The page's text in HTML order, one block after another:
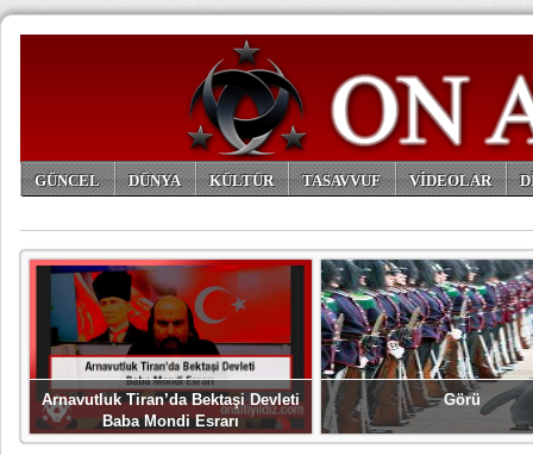
GÜNCEL DÜNYA KÜLTÜR TASAVVUF VİDEOLAR
Arnavutluk Tiran’da Bektaşi Devleti
Baba Mondi Esrarı
Görü